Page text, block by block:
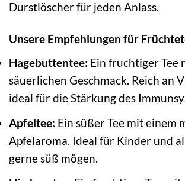
Durstlöscher für jeden Anlass.
Unsere Empfehlungen für
Hagebuttentee: Ein fruchtiger Tee
säuerlichen Geschmack. Reich an
ideal für die Stärkung des
Apfeltee: Ein süßer Tee mit einem
Apfelaroma. Ideal für Kinder und
gerne süß mögen.